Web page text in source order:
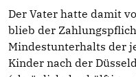
Der Vater hatte damit
blieb der
Mindestunterhalts der
Kinder nach der